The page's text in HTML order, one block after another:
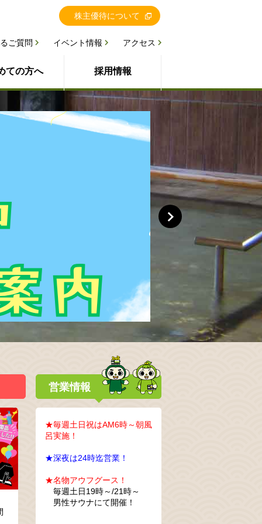
ての方へ 採用情報
ご質問 イベント情報 アクセス
株主優待について
営業情報
★毎週土日祝はAM6時～朝風
呂実施！
★深夜は24時迄営業！
★名物アウフグース！
毎週土日19時～/21時～
男性サウナにて開催！